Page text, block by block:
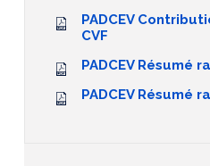
PADCEV
CVF
PADCEV Résumé
PADCEV Résumé